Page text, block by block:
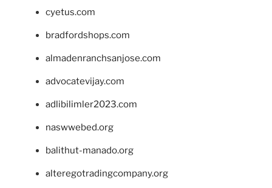
cyetus.com
bradfordshops.com
almadenranchsanjose.com
advocatevijay.com
adlibilimler2023.com
naswwebed.org
balithut-manado.org
alteregotradingcompany.org